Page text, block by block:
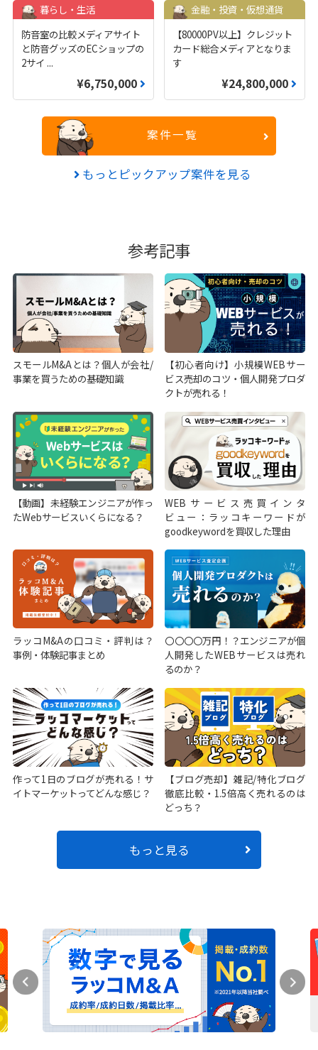
暮らし・生活
防音室の比較メディアサイト
と防音グッズのECショップの
2サイ ...
¥6,750,000
金融・投資・仮想通貨
【80000PV以上】クレジット
カード総合メディアとなりま
す
¥24,800,000
案件一覧
もっとピックアップ案件を見る
参考記事
スモールM&Aとは？個人が会社/
事業を買うための基礎知識
【初心者向け】小規模WEBサー
ビス売却のコツ・個人開発プロダ
クトが売れる！
【動画】未経験エンジニアが作っ
たWebサービスいくらになる？
WEBサービス売買インタ
ビュー：ラッコキーワードが
goodkeywordを買収した理由
ラッコM&Aの口コミ・評判は？
事例・体験記事まとめ
〇〇〇〇万円！？エンジニアが個
人開発したWEBサービスは売れ
るのか？
作って1日のブログが売れる！サ
イトマーケットってどんな感じ？
【ブログ売却】雑記/特化ブログ
徹底比較・1.5倍高く売れるのは
どっち？
もっと見る